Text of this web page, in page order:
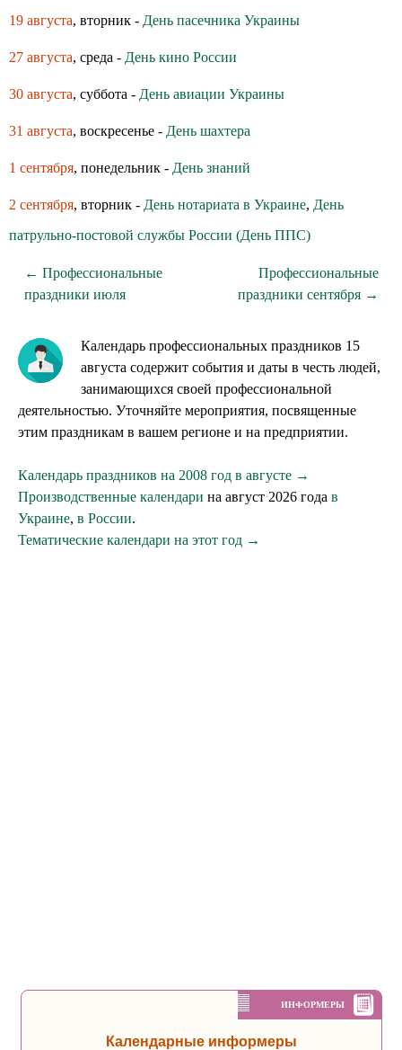
19 августа, вторник - День пасечника Украины
27 августа, среда - День кино России
30 августа, суббота - День авиации Украины
31 августа, воскресенье - День шахтера
1 сентября, понедельник - День знаний
2 сентября, вторник - День нотариата в Украине, День
патрульно-постовой службы России (День ППС)
← Профессиональные
праздники июля
Профессиональные
праздники сентября →
Календарь профессиональных праздников 15
августа содержит события и даты в честь людей,
занимающихся своей профессиональной
деятельностью. Уточняйте мероприятия, посвященные
этим праздникам в вашем регионе и на предприятии.
Календарь праздников на 2008 год в августе →
Производственные календари на август 2026 года в
Украине, в России.
Тематические календари на этот год →
ИНФОРМЕРЫ
Календарные информеры